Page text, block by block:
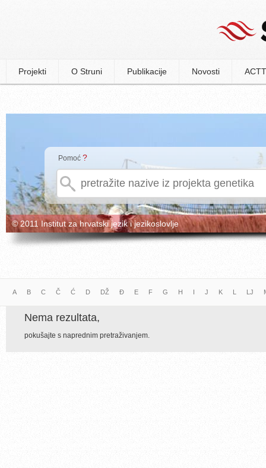
Projekti O Struni Publikacije Novosti
Pomoć ?
© 2011 Institut za hrvatski jezik i jezikoslovlje
A B C Č Ć D DŽ Đ E F G H I J K L LJ
Nema rezultata,
pokušajte s naprednim pretraživanjem.